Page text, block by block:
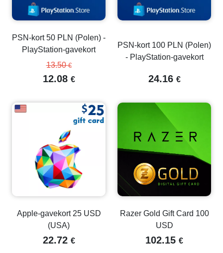
PSN-kort 50 PLN (Polen) -
PlayStation-gavekort
13.50€
12.08 €
PSN-kort 100 PLN (Polen)
- PlayStation-gavekort
24.16 €
Apple-gavekort 25 USD
(USA)
22.72 €
Razer Gold Gift Card 100
USD
102.15 €